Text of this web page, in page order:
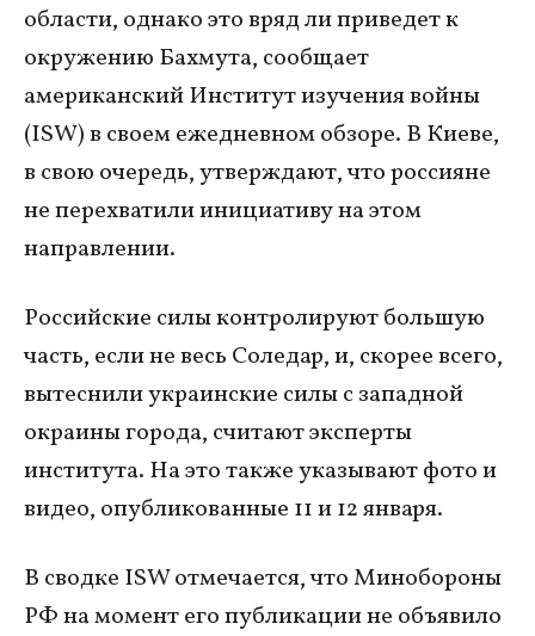
области, однако это вряд ли приведет к
окружению Бахмута, сообщает
американский Институт изучения войны
(ISW) в своем ежедневном обзоре. В Киеве,
в свою очередь, утверждают, что россияне
не перехватили инициативу на этом
направлении.
Российские силы контролируют большую
часть, если не весь Соледар, и, скорее всего,
вытеснили украинские силы с западной
окраины города, считают эксперты
института. На это также указывают фото и
видео, опубликованные 11 и 12 января.
В сводке ISW отмечается, что Минобороны
РФ на момент его публикации не объявило